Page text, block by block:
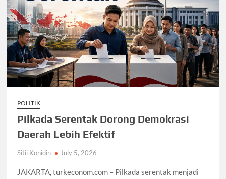
POLITIK
Pilkada Serentak Dorong Demokrasi
Daerah Lebih Efektif
Sitii Konidin July 5, 2026
JAKARTA, turkeconom.com – Pilkada serentak menjadi